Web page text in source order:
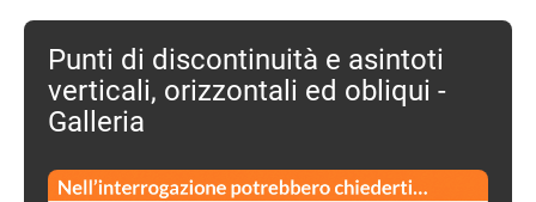
Punti di discontinuità e asintoti
verticali, orizzontali ed obliqui -
Galleria